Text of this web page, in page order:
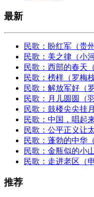
最新
民歌：盼红军（贵
民歌：美之律（小
民歌：西部的春天
民歌：榜样（罗梅
民歌：解放军好（
民歌：月儿圆圆（
民歌：鼓楼尖尖挂
民歌：中国，唱起
民歌：公平正义让
民歌：蓬勃的中华
民歌：金瓶似的小
民歌：走进老区（
推荐